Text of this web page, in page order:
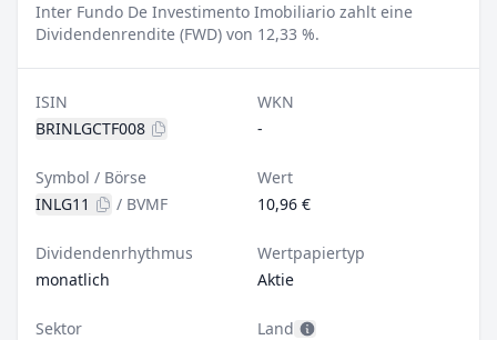
Inter Fundo De Investimento Imobiliario zahlt eine
Dividendenrendite (FWD) von 12,33 %.
ISIN
BRINLGCTF008
WKN
-
Symbol / Börse
INLG11
/ BVMF
Wert
10,96 €
Dividendenrhythmus
monatlich
Wertpapiertyp
Aktie
Sektor
Land